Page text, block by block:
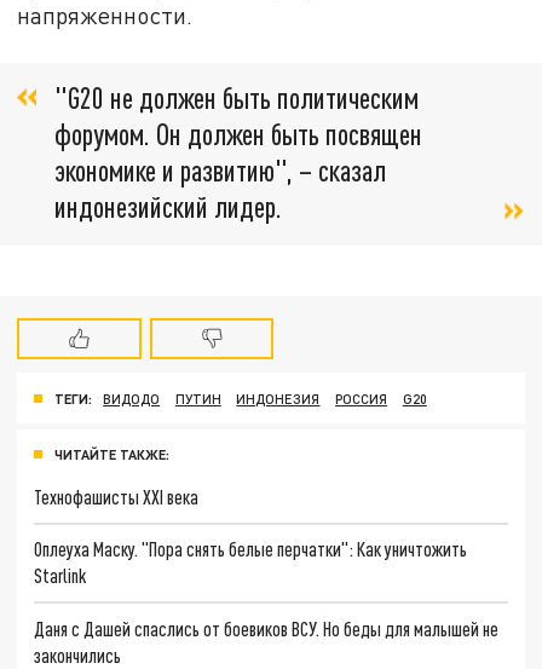
напряженности.
"G20 не должен быть политическим
форумом. Он должен быть посвящен
экономике и развитию", – сказал
индонезийский лидер.
ТЕГИ: ВИДОДО ПУТИН ИНДОНЕЗИЯ РОССИЯ G20
ЧИТАЙТЕ ТАКЖЕ:
Технофашисты XXI века
Оплеуха Маску. "Пора снять белые перчатки": Как уничтожить
Starlink
Даня с Дашей спаслись от боевиков ВСУ. Но беды для малышей не
закончились